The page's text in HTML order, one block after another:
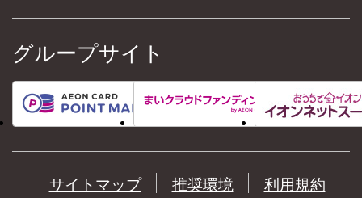
グループサイト
サイトマップ 推奨環境 利用規約